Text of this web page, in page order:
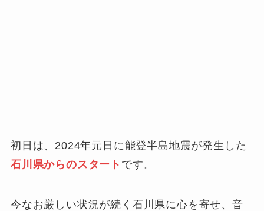
初日は、2024年元日に能登半島地震が発生した
石川県からのスタート です。
今なお厳しい状況が続く石川県に心を寄せ、音